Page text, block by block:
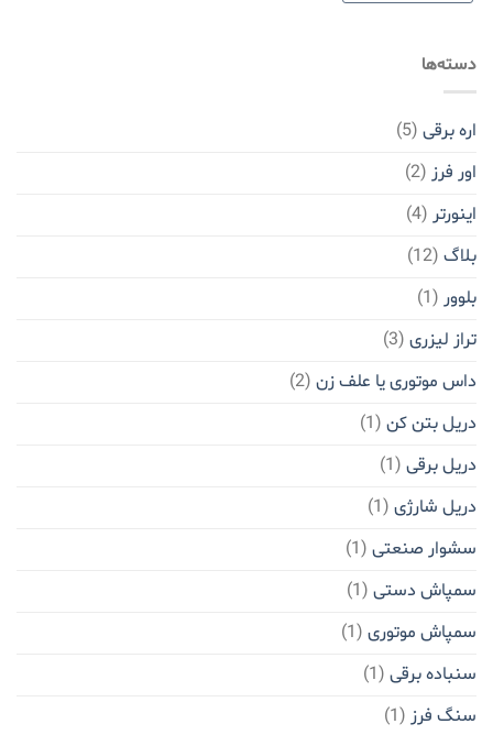
دسته‌ها
اره برقی (5)
اور فرز (2)
اینورتر (4)
بلاگ (12)
بلوور (1)
تراز لیزری (3)
داس موتوری یا علف زن (2)
دریل بتن کن (1)
دریل برقی (1)
دریل شارژی (1)
سشوار صنعتی (1)
سمپاش دستی (1)
سمپاش موتوری (1)
سنباده برقی (1)
سنگ فرز (1)